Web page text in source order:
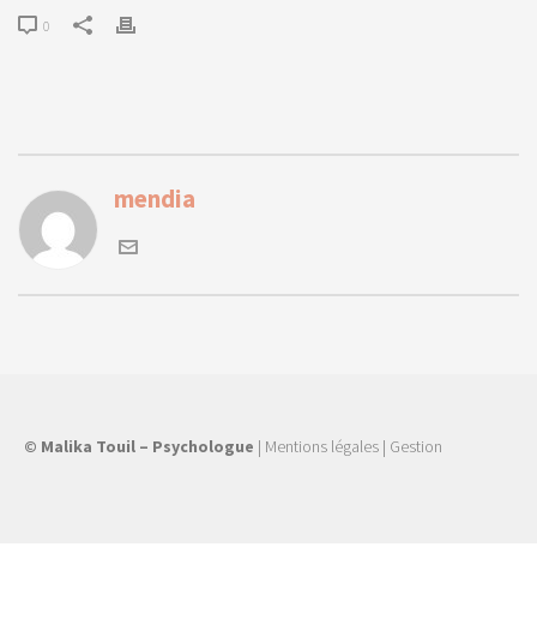
0
mendia
© Malika Touil – Psychologue | Mentions légales | Gestion